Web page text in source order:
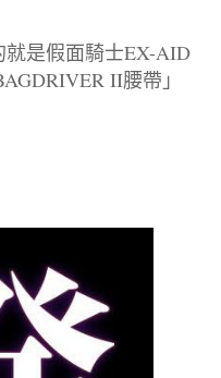
是假面騎士EX-AID
II腰帶」